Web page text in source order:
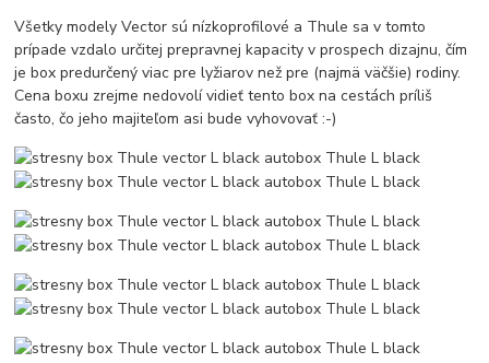
Všetky modely Vector sú nízkoprofilové a Thule sa v tomto
prípade vzdalo určitej prepravnej kapacity v prospech dizajnu, čím
je box predurčený viac pre lyžiarov než pre (najmä väčšie) rodiny.
Cena boxu zrejme nedovolí vidieť tento box na cestách príliš
často, čo jeho majiteľom asi bude vyhovovať :-)